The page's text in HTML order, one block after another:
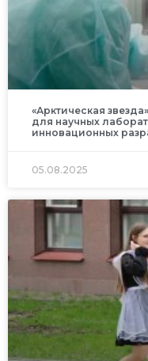
«Арктическая
для научных
инновационных
05.08.2025